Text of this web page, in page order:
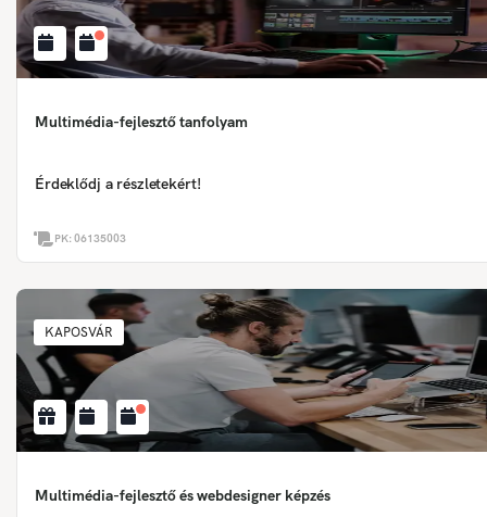
Multimédia-fejlesztő tanfolyam
Érdeklődj a részletekért!
PK:06135003
KAPOSVÁR
Multimédia-fejlesztő és webdesigner képzés